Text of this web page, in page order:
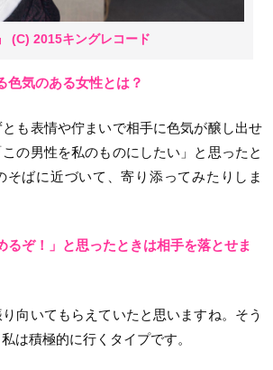
(C) 2015キングレコード
気のある女性とは？
とも表情や佇まいで相手に色気が醸し出せ
の男性を私のものにしたい」と思ったと
そばに近づいて、寄り添ってみたりしま
ぞ！」と思ったときは相手を落とせま
り向いてもらえていたと思いますね。そう
は積極的に行くタイプです。